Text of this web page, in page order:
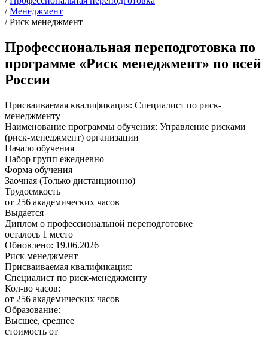
/ Менеджмент
/ Риск менеджмент
Профессиональная переподготовка по
программе «Риск менеджмент» по всей
России
Присваиваемая квалификация: Специалист по риск-
менеджменту
Наименование программы обучения: Управление рисками
(риск-менеджмент) организации
Начало обучения
Набор групп ежедневно
Форма обучения
Заочная (Только дистанционно)
Трудоемкость
от 256 академических часов
Выдается
Диплом о профессиональной переподготовке
осталось 1 место
Обновлено: 19.06.2026
Риск менеджмент
Присваиваемая квалификация:
Специалист по риск-менеджменту
Кол-во часов:
от 256 академических часов
Образование:
Высшее, среднее
стоимость от